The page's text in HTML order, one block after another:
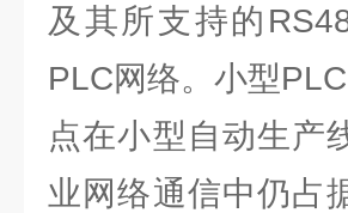
及其所支持的
PLC网络。小型
点在小型自动生产
业网络通信中仍占